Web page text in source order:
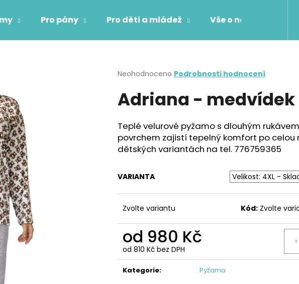
Pro pány Pro děti a mládež Vše o nákupu
Průměrné
produktu
je
z
5
hvězdiček.
Neohodnoceno Podrobnosti hodnocení
Adriana - medvídek
Teplé velurové pyžamo s dlouhým
povrchem zajistí tepelný komfort po celou
dětských variantách na tel. 776759365
VARIANTA
Zvolte variantu Kód: Zvolte
od 980 Kč
od 810 Kč bez DPH
Měrná
cena:
Kategorie: Pyžama
HLEDAT
- KVĚTINOVÁ LÁTKA V ZELENÉM
Kč
ŠATY LEONA DELUXE -KVĚTY
787 Kč